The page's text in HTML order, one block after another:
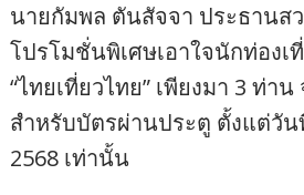
นายกัมพล ตันสัจจา ประธานส
โปรโมชั่นพิเศษเอาใจนักท่อง
“ไทยเที่ยวไทย” เพียงมา 3 ท่า
สำหรับบัตรผ่านประตู ตั้งแต่วั
2568 เท่านั้น